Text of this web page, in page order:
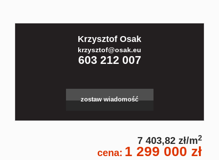
Krzysztof Osak
krzysztof@osak.eu
603 212 007
zostaw wiadomość
7 403,82 zł/m2
cena: 1 299 000 zł